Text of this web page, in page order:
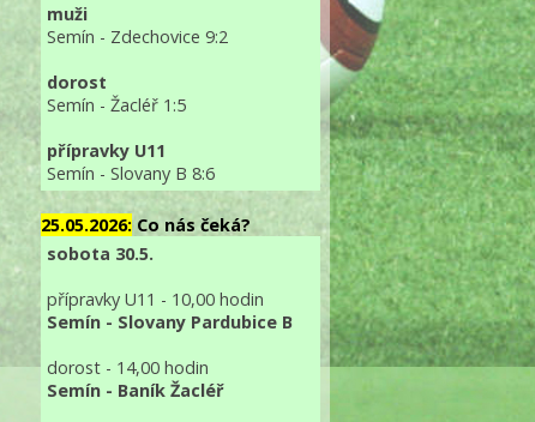
muži
Semín - Zdechovice 9:2
dorost
Semín - Žacléř 1:5
přípravky U11
Semín - Slovany B 8:6
25.05.2026: Co nás čeká?
sobota 30.5.
přípravky U11 - 10,00 hodin
Semín - Slovany Pardubice B
dorost - 14,00 hodin
Semín - Baník Žacléř